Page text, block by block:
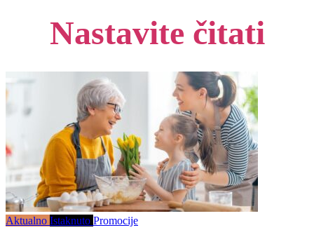
Nastavite čitati
Aktualno Istaknuto Promocije